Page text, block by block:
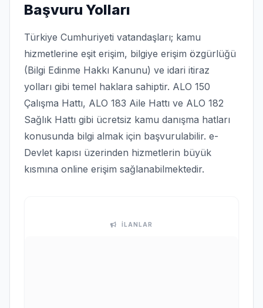
Başvuru Yolları
Türkiye Cumhuriyeti vatandaşları; kamu
hizmetlerine eşit erişim, bilgiye erişim özgürlüğü
(Bilgi Edinme Hakkı Kanunu) ve idari itiraz
yolları gibi temel haklara sahiptir. ALO 150
Çalışma Hattı, ALO 183 Aile Hattı ve ALO 182
Sağlık Hattı gibi ücretsiz kamu danışma hatları
konusunda bilgi almak için başvurulabilir. e-
Devlet kapısı üzerinden hizmetlerin büyük
kısmına online erişim sağlanabilmektedir.
İLANLAR